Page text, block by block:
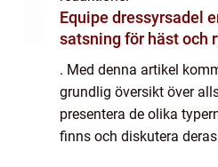
Equipe dressyrsadel en genomtänkt
satsning för häst och
. Med denna artikel
grundlig översikt över
presentera de olika
finns och diskutera